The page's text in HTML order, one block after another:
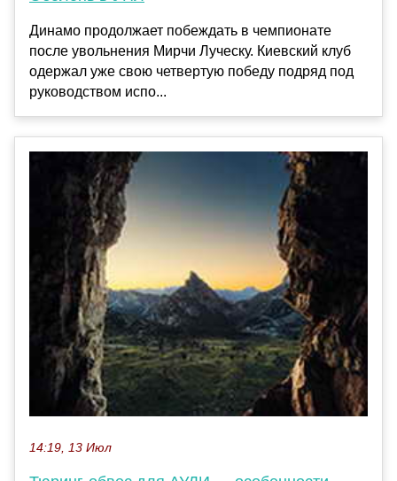
Динамо продолжает побеждать в чемпионате
после увольнения Мирчи Луческу. Киевский клуб
одержал уже свою четвертую победу подряд под
руководством испо...
14:19, 13 Июл